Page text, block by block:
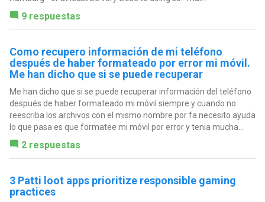
9 respuestas
Como recupero información de mi teléfono
después de haber formateado por error mi móvil.
Me han dicho que si se puede recuperar
Me han dicho que si se puede recuperar información del teléfono
después de haber formateado mi móvil siempre y cuando no
reescriba los archivos con el mismo nombre por fa necesito ayuda
lo que pasa es que formatee mi móvil por error y tenia mucha...
2 respuestas
3 Patti loot apps prioritize responsible gaming
practices